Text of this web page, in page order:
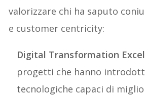
valorizzare chi ha saputo
e customer centricity:
Digital Transformation
progetti che hanno
tecnologiche capaci di